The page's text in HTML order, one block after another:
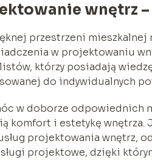
wnętrz –
przestrzeni mieszkalnej
w projektowaniu
którzy posiadają
do indywidualnych
w doborze odpowiednich
komfort i estetykę
projektowania wnętrz,
projektowe, dzięki